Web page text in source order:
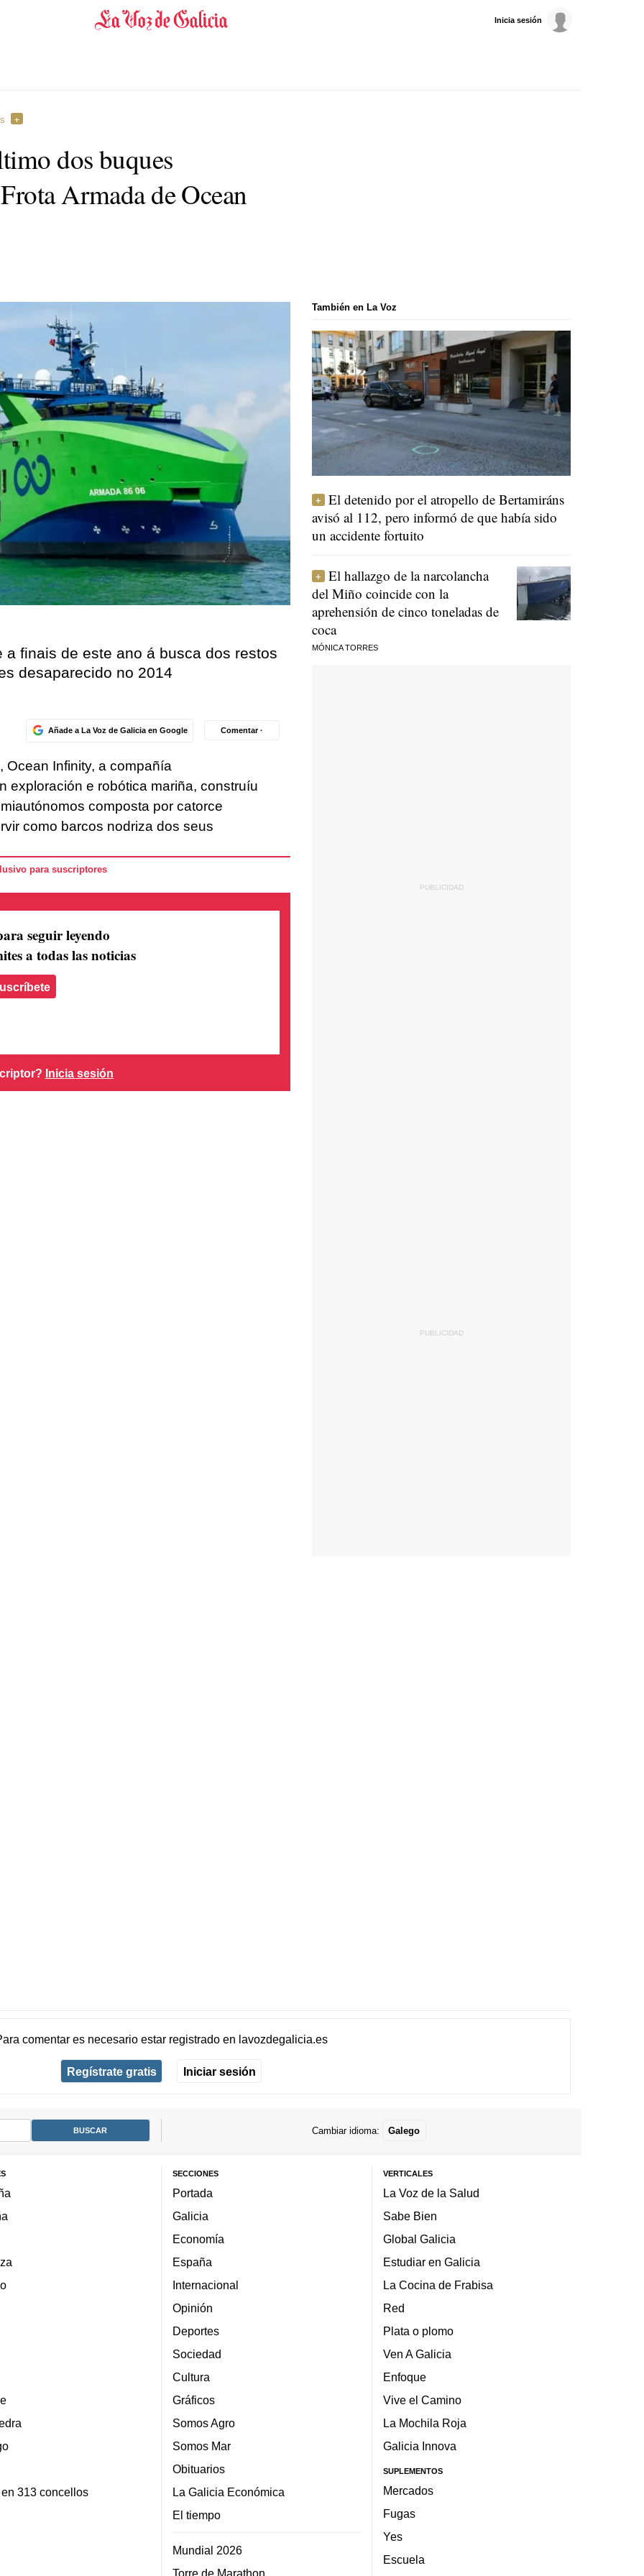
Inicia sesión
dos buques
Armada de Ocean
finais de este ano á busca dos restos
desaparecido no 2014
Añade a La Voz de Galicia en Google Comentar ·
Ocean Infinity, a compañía
exploración e robótica mariña, construíu
composta por catorce
como barcos nodriza dos seus
para suscriptores
seguir leyendo
a todas las noticias
Inicia sesión
También en La Voz
El detenido por el atropello de Bertamiráns
avisó al 112, pero informó de que había sido
un accidente fortuito
El hallazgo de la narcolancha
del Miño coincide con la
aprehensión de cinco toneladas de
coca
MÓNICA TORRES
comentar es necesario estar registradoen lavozdegalicia.es
Regístrate gratis Iniciar sesión
Cambiar idioma: Galego
313 concellos
SECCIONES
Portada
Galicia
Economía
España
Internacional
Opinión
Deportes
Sociedad
Cultura
Gráficos
Somos Agro
Somos Mar
Obituarios
La Galicia Económica
El tiempo
Mundial 2026
Torre de Marathon
VERTICALES
La Voz de la Salud
Sabe Bien
Global Galicia
Estudiar en Galicia
La Cocina de Frabisa
Red
Plata o plomo
Ven A Galicia
Enfoque
Vive el Camino
La Mochila Roja
Galicia Innova
SUPLEMENTOS
Mercados
Fugas
Yes
Escuela